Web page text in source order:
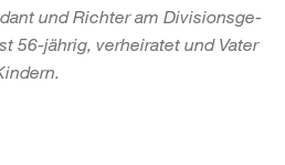
und Richter am Divisionsge­
56-jährig, verheiratet und Vater